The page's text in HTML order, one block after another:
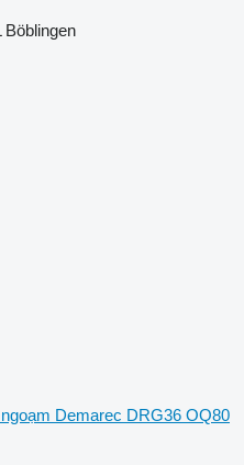
Demarec DRG36 OQ80